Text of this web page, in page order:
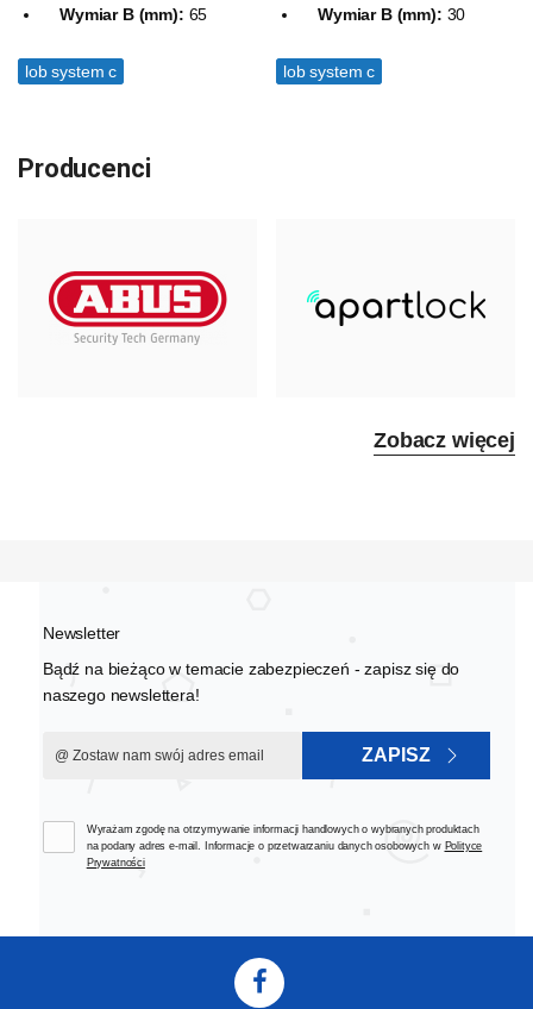
Wymiar B (mm): 65
lob system c
Wymiar B (mm): 30
lob system c
Producenci
Zobacz więcej
Newsletter
Bądź na bieżąco w temacie zabezpieczeń - zapisz się do
naszego newslettera!
ZAPISZ
Wyrażam zgodę na otrzymywanie informacji handlowych o wybranych produktach
na podany adres e-mail. Informacje o przetwarzaniu danych osobowych w Polityce
Prywatności